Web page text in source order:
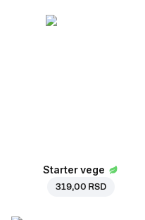
Starter vege
319,00 RSD